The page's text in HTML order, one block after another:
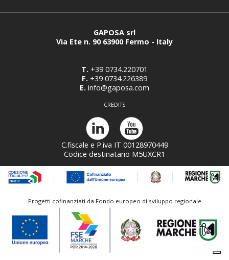
GAPOSA srl
Via Ete n. 90 63900 Fermo - Italy
T. +39 0734.220701
F. +39 0734.226389
E. info@gaposa.com
CREDITS
C.fiscale e P.iva IT 00128970449
Codice destinatario M5UXCR1
Progetti cofinanziati da Fondo europeo di sviluppo regionale